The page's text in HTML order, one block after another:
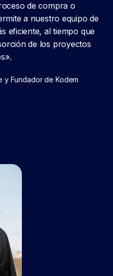
de compra o
a nuestro equipo de
eficiente, al tiempo que
de los proyectos
y Fundador de Kodem